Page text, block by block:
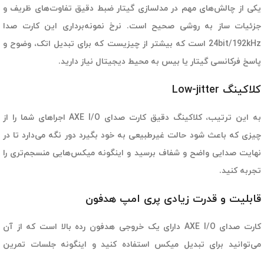
یکی از چالش‌های مهم در مدلسازی گیتار ضبط دقیق تفاوت‌های ظریف و
جزئیات ساز به روشی صحیح است. نرخ نمونه‌برداری این کارت صدا
24bit/192kHz است که بیشتر از چیزیست که برای تبدیل اتک، وضوح و
پاسخ فرکانسی گیتار یا بیس به محیط دیجیتال نیاز دارید.
کلاکینگ Low-jitter
به این ترتیب، کلاکینگ دقیق کارت صدای AXE I/O اجراهای شما را از
چیزی که باعث شود حالت غیرطبیعی به خود بگیرد دور نگه می‌دارد تا در
نهایت صدایی واضح و شفاف برسید و اینگونه میکس‌هایی منسجم‌تری را
تجربه کنید.
قابلیت و قدرت زیادی پری امپ هدفون
کارت صدای AXE I/O دارای یک خروجی هدفون رده بالا است که از آن
می‌توانید برای تبدیل میکس استفاده کنید و اینگونه جلسات تمرین